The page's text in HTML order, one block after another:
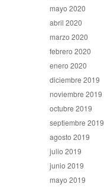
mayo 2020
abril 2020
marzo 2020
febrero 2020
enero 2020
diciembre 2019
noviembre 2019
octubre 2019
septiembre 2019
agosto 2019
julio 2019
junio 2019
mayo 2019